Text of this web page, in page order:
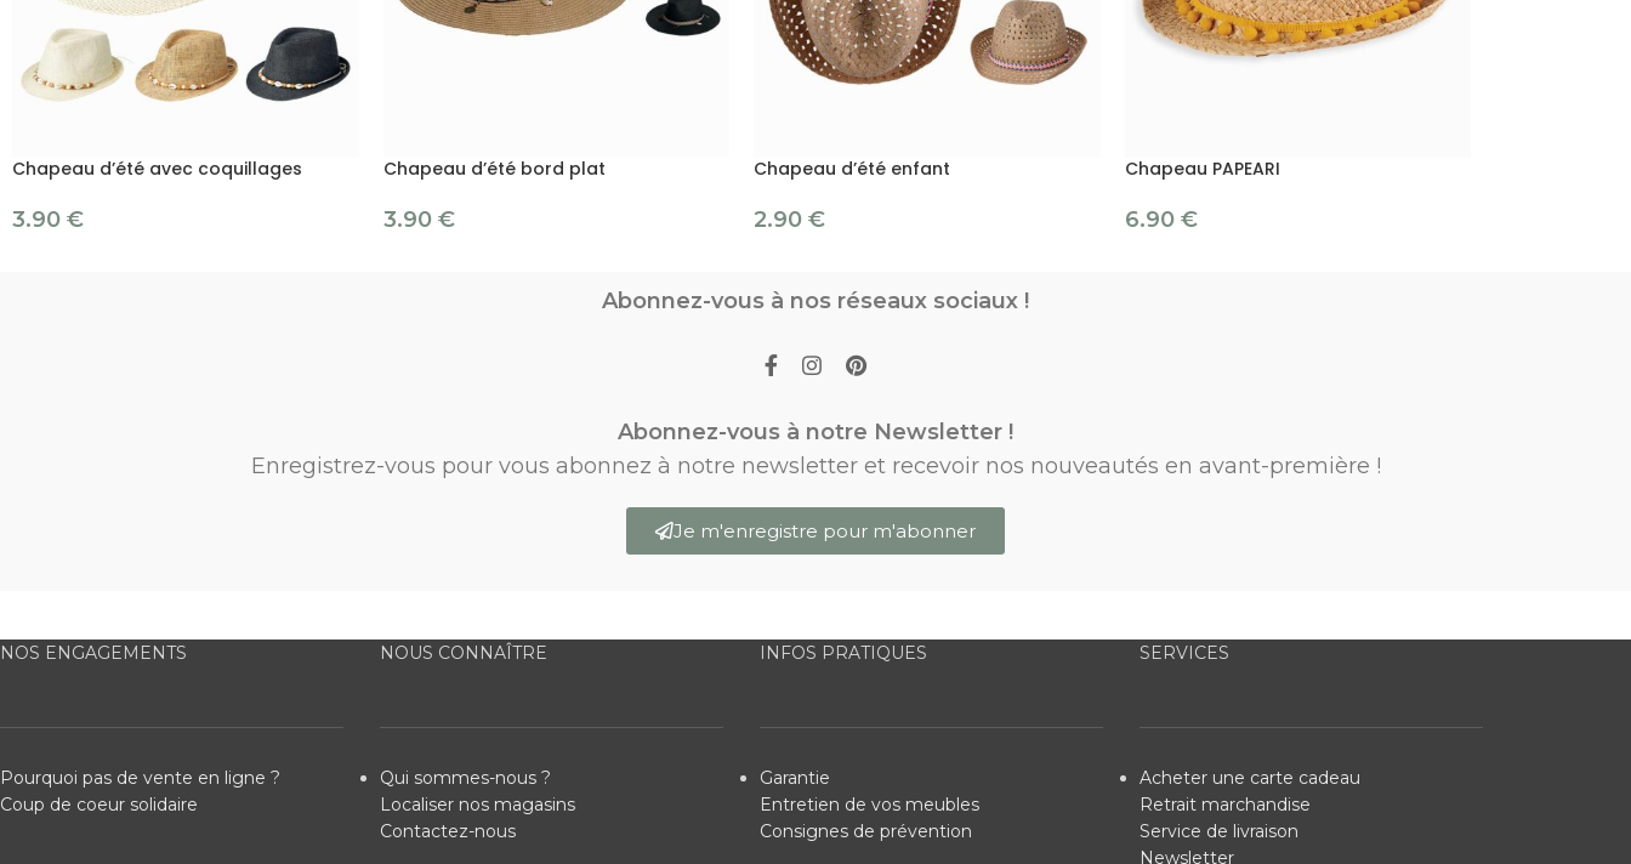
Chapeau d’été avec coquillages
3.90 €
Chapeau d’été bord plat
3.90 €
Chapeau d’été enfant
2.90 €
Chapeau PAPEARI
6.90 €
Abonnez-vous à nos réseaux sociaux !
Abonnez-vous à notre Newsletter !
Enregistrez-vous pour vous abonnez à notre newsletter et recevoir nos nouveautés en avant-première !
Je m'enregistre pour m'abonner
NOS ENGAGEMENTS
Pourquoi pas de vente en ligne ?
Coup de coeur solidaire
NOUS CONNAÎTRE
Qui sommes-nous ?
Localiser nos magasins
Contactez-nous
INFOS PRATIQUES
Garantie
Entretien de vos meubles
Consignes de prévention
SERVICES
Acheter une carte cadeau
Retrait marchandise
Service de livraison
Newsletter